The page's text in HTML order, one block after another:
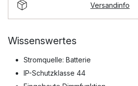
Versandinfo
Wissenswertes
Stromquelle: Batterie
IP-Schutzklasse 44